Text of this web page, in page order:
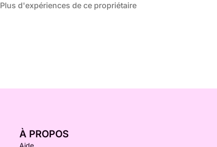
Plus d'expériences de ce propriétaire
À PROPOS
Aide